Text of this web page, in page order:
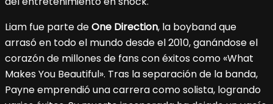
Liam fue parte deOne Direction, la boyband que
arrasó en todo el mundo desde el 2010, ganándose el
corazón de millones de fans con éxitos como «What
Makes You Beautiful». Tras la separación de la banda,
Payne emprendió una carrera como solista, logrando